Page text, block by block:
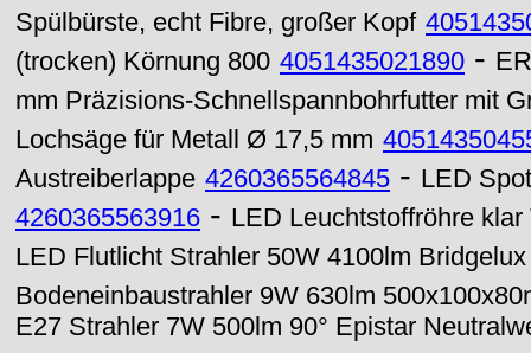
Spülbürste, echt Fibre, großer Kopf
(trocken) Körnung 800 4051435021890 -
mm Präzisions-Schnellspannbohrfutter mit
Lochsäge für Metall Ø 17,5 mm
Austreiberlappe 4260365564845 - LED
4260365563916 - LED Leuchtstoffröhre
LED Flutlicht Strahler 50W 4100lm
Bodeneinbaustrahler 9W 630lm
E27 Strahler 7W 500lm 90° Epistar